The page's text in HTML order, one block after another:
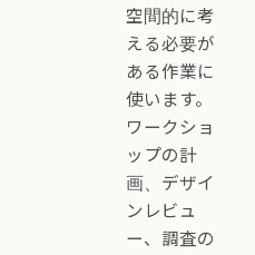
空間的に考
える必要が
ある作業に
使います。
ワークショ
ップの計
画、デザイ
ンレビュ
ー、調査の